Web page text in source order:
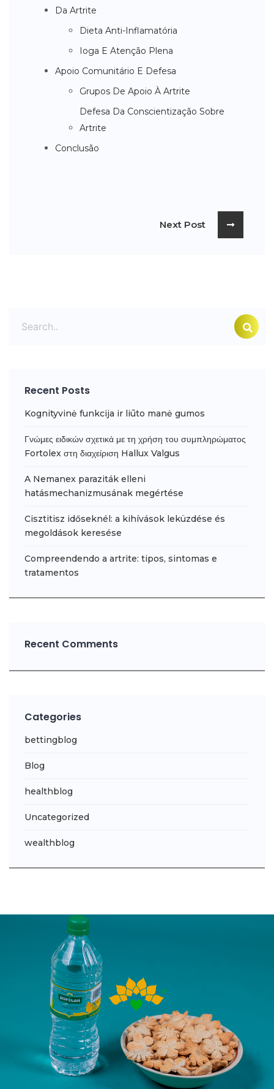
Da Artrite
Dieta Anti-Inflamatória
Ioga E Atenção Plena
Apoio Comunitário E Defesa
Grupos De Apoio À Artrite
Defesa Da Conscientização Sobre
Artrite
Conclusão
Next Post
Recent Posts
Kognityvinė funkcija ir liūto manė gumos
Γνώμες ειδικών σχετικά με τη χρήση του συμπληρώματος
Fortolex στη διαχείριση Hallux Valgus
A Nemanex paraziták elleni
hatásmechanizmusának megértése
Cisztitisz időseknél: a kihívások leküzdése és
megoldások keresése
Compreendendo a artrite: tipos, sintomas e
tratamentos
Recent Comments
Categories
bettingblog
Blog
healthblog
Uncategorized
wealthblog